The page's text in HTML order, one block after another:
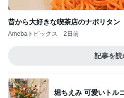
昔から大好きな喫茶店のナポリタン
Amebaトピックス 2日前
記事を読
堀ちえみ 可愛いトル